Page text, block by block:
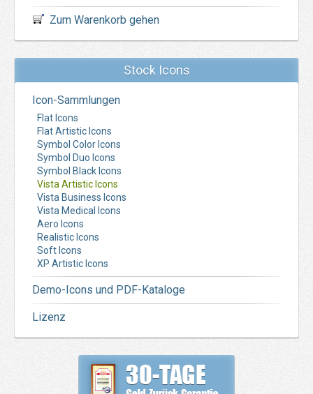
Zum Warenkorb gehen
Stock Icons
Icon-Sammlungen
Flat Icons
Flat Artistic Icons
Symbol Color Icons
Symbol Duo Icons
Symbol Black Icons
Vista Artistic Icons
Vista Business Icons
Vista Medical Icons
Aero Icons
Realistic Icons
Soft Icons
XP Artistic Icons
Demo-Icons und PDF-Kataloge
Lizenz